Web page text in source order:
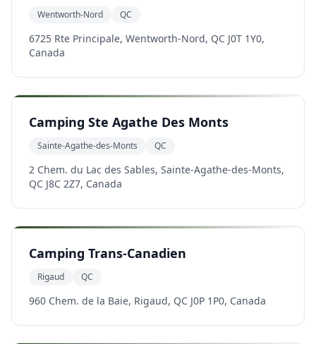
Wentworth-Nord QC
6725 Rte Principale, Wentworth-Nord, QC J0T 1Y0,
Canada
Camping Ste Agathe Des Monts
Sainte-Agathe-des-Monts QC
2 Chem. du Lac des Sables, Sainte-Agathe-des-Monts,
QC J8C 2Z7, Canada
Camping Trans-Canadien
Rigaud QC
960 Chem. de la Baie, Rigaud, QC J0P 1P0, Canada